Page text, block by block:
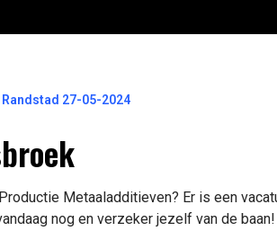
27-05-2024
Metaaladditieven? Er is een
nog en verzeker jezelf van de baan!